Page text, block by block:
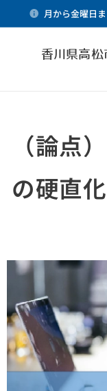
月から金曜日
香川県高
（論点
の硬直